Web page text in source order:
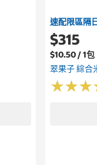
速配限區隔
$315
$10.50 / 1包
翠果子 綜合
★★★
★★★